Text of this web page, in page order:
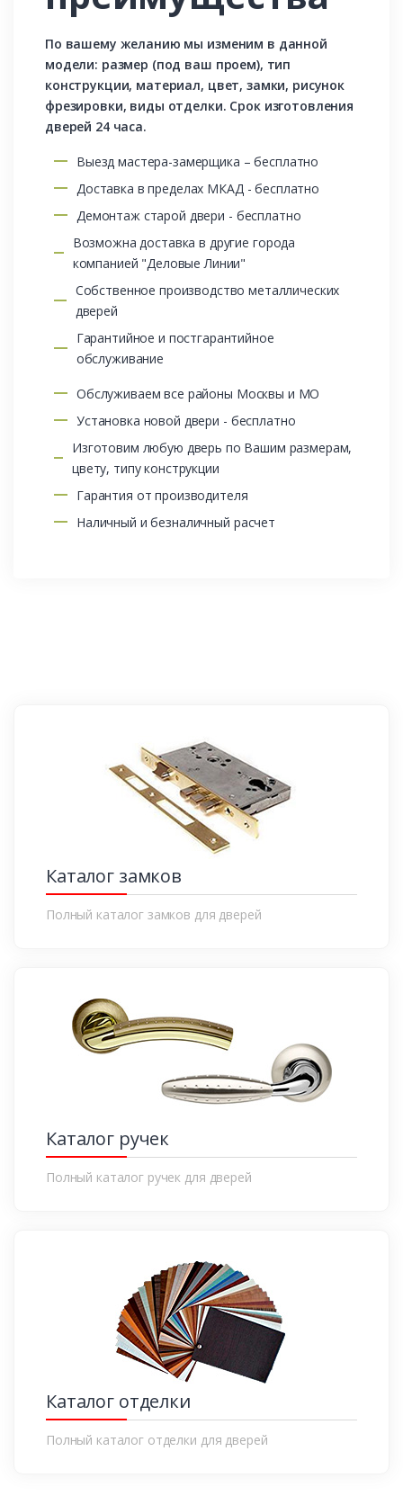
По вашему желанию мы изменим в данной
модели: размер (под ваш проем), тип
конструкции, материал, цвет, замки, рисунок
фрезировки, виды отделки. Срок изготовления
дверей 24 часа.
Выезд мастера-замерщика – бесплатно
Доставка в пределах МКАД - бесплатно
Демонтаж старой двери - бесплатно
Возможна доставка в другие города
компанией "Деловые Линии"
Собственное производство металлических
дверей
Гарантийное и постгарантийное
обслуживание
Обслуживаем все районы Москвы и МО
Установка новой двери - бесплатно
Изготовим любую дверь по Вашим размерам,
цвету, типу конструкции
Гарантия от производителя
Наличный и безналичный расчет
Каталог замков
Полный каталог замков для дверей
Каталог ручек
Полный каталог ручек для дверей
Каталог отделки
Полный каталог отделки для дверей